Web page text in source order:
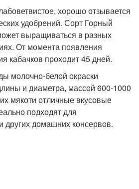
хорошо отзывается
удобрений. Сорт Горный
выращиваться в разных
От момента появления
кабачков проходит 45 дней.
молочно-белой окраски
и диаметра, массой 600-1000
мякоти отличные вкусовые
подходят для
других домашних консервов.